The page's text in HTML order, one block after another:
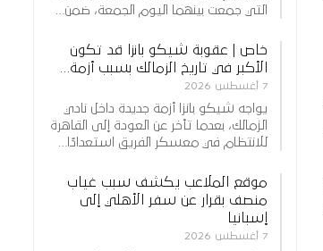
التي جمعت بينهما اليوم الجمعة، ضمن…
خاص | عقوبة شيكو بانزا قد تكون
الأكبر في تاريخ الزمالك بسبب أزمة…
7 أغسطس 2026
يواجه شيكو بانزا أزمة جديدة داخل نادي
الزمالك، بعدما تأخر عن العودة إلى القاهرة
للانتظام في معسكر الفريق استعدادًا…
موقع الملاعب يكشف سبب غياب
منصف بقرار عن سفر الأهلي إلى
إسبانيا
7 أغسطس 2026